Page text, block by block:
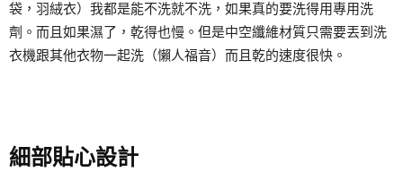
袋，羽絨衣）我都是能不洗就不洗，如果真的要洗得用專用洗
劑。而且如果濕了，乾得也慢。但是中空纖維材質只需要丟到洗
衣機跟其他衣物一起洗（懶人福音）而且乾的速度很快。
細部貼心設計